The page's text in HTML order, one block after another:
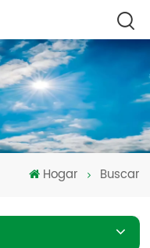
Hogar Buscar